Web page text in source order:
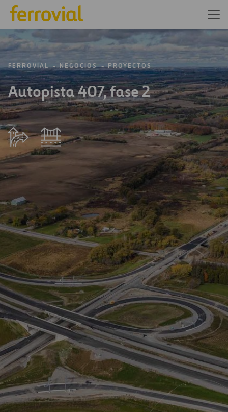
FERROVIAL NEGOCIOS PROYECTOS
Autopista 407, fase 2